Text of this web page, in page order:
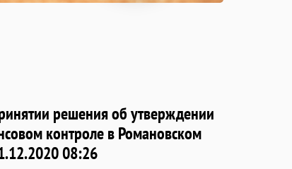
решения об утверждении
контроле в Романовском
08:26